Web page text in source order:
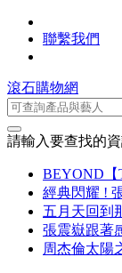
聯繫我們
滾石購物網
請輸入要查找的
BEYOND【
經典閃耀 !
五月天回到
張震嶽跟著
周杰倫太陽